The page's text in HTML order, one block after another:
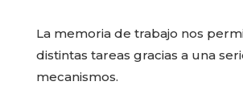
La memoria de trabajo nos
distintas tareas gracias a una
mecanismos.